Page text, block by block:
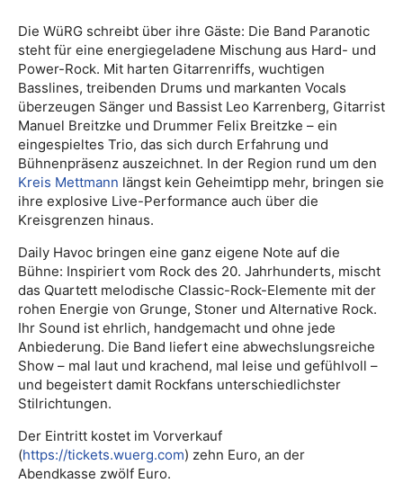
Die WüRG schreibt über ihre Gäste: Die Band Paranotic
steht für eine energiegeladene Mischung aus Hard- und
Power-Rock. Mit harten Gitarrenriffs, wuchtigen
Basslines, treibenden Drums und markanten Vocals
überzeugen Sänger und Bassist Leo Karrenberg, Gitarrist
Manuel Breitzke und Drummer Felix Breitzke – ein
eingespieltes Trio, das sich durch Erfahrung und
Bühnenpräsenz auszeichnet. In der Region rund um den
Kreis Mettmann längst kein Geheimtipp mehr, bringen sie
ihre explosive Live-Performance auch über die
Kreisgrenzen hinaus.
Daily Havoc bringen eine ganz eigene Note auf die
Bühne: Inspiriert vom Rock des 20. Jahrhunderts, mischt
das Quartett melodische Classic-Rock-Elemente mit der
rohen Energie von Grunge, Stoner und Alternative Rock.
Ihr Sound ist ehrlich, handgemacht und ohne jede
Anbiederung. Die Band liefert eine abwechslungsreiche
Show – mal laut und krachend, mal leise und gefühlvoll –
und begeistert damit Rockfans unterschiedlichster
Stilrichtungen.
Der Eintritt kostet im Vorverkauf
(https://tickets.wuerg.com) zehn Euro, an der
Abendkasse zwölf Euro.